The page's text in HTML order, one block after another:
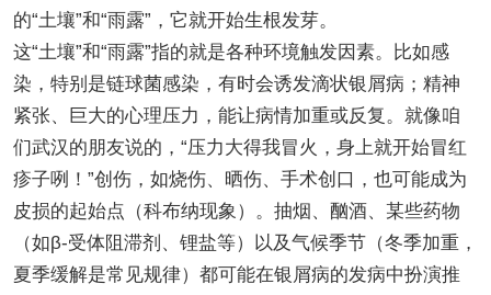
的“土壤”和“雨露”，它就开始生根发芽。
这“土壤”和“雨露”指的就是各种环境触发因素。比如感
染，特别是链球菌感染，有时会诱发滴状银屑病；精神
紧张、巨大的心理压力，能让病情加重或反复。就像咱
们武汉的朋友说的，“压力大得我冒火，身上就开始冒红
疹子咧！”创伤，如烧伤、晒伤、手术创口，也可能成为
皮损的起始点（科布纳现象）。抽烟、酗酒、某些药物
（如β-受体阻滞剂、锂盐等）以及气候季节（冬季加重，
夏季缓解是常见规律）都可能在银屑病的发病中扮演推